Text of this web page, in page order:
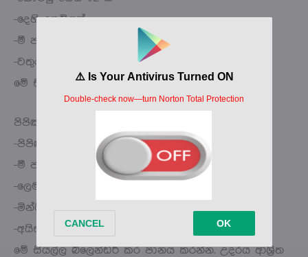
-දෙහි ගෙඩියක්
-මී පැණි ස්වල්පයක්
-වතුර වීදුරුවක්
මේ සියල්ල බ්ලෙන්ඩර් කර පානය කරන්න.
පිපිඤ්ඤා පානය
-පිපිඤ්ඤා හෝ ගර්කින් ගෙඩියක්
-මී පැණි හැන්දක්
-ලෙමන්
-මින්ට් කොළ හෝ පාස්ලි කොළ
-අයිස් වතුර වීදුරුවක්
මේ සියල්ල බ්ලෙන්ඩර් කර පානය කරන්න. උදරය ආශ්‍රිත